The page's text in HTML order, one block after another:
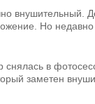
внушительный.
Но
снялась в
заметен